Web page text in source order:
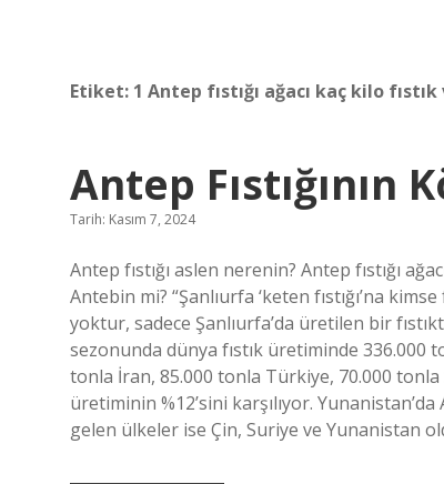
Etiket: 1 Antep fıstığı ağacı kaç kilo
Antep Fıstığının
Tarih: Kasım 7, 2024
Antep fıstığı aslen nerenin? Antep fıstığı
Antebin mi? “Şanlıurfa ‘keten fıstığı’na
yoktur, sadece Şanlıurfa’da üretilen bir
sezonunda dünya fıstık üretiminde 336.000
tonla İran, 85.000 tonla Türkiye, 70.000
üretiminin %12’sini karşılıyor.
gelen ülkeler ise Çin, Suriye ve Yunanistan